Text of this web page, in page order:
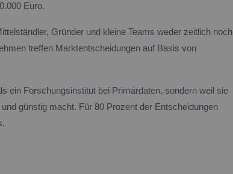
Euro.
Gründer und kleine Teams weder zeitlich noch
treffen Marktentscheidungen auf Basis von
ein Forschungsinstitut bei Primärdaten, sondern weil sie
günstig macht. Für 80 Prozent der Entscheidungen